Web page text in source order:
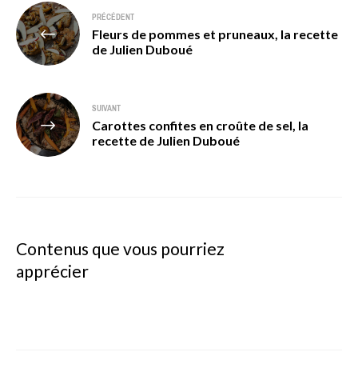
Navigation
de
l’article
PRÉCÉDENT
Fleurs de pommes et pruneaux, la recette
de Julien Duboué
SUIVANT
Carottes confites en croûte de sel, la
recette de Julien Duboué
Contenus que vous pourriez
apprécier